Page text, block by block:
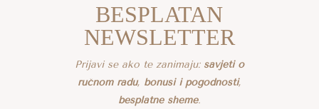
BESPLATAN
NEWSLETTER
Prijavi se ako te zanimaju: savjeti o
ručnom radu, bonusi i pogodnosti,
besplatne sheme.